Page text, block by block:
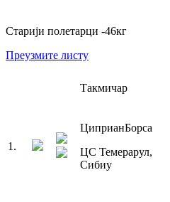
Старији полетарци -46кг
Преузмите листу
Такмичар
1 .
ЦиприанБорса
ЦС Темерарул,
Сибиу